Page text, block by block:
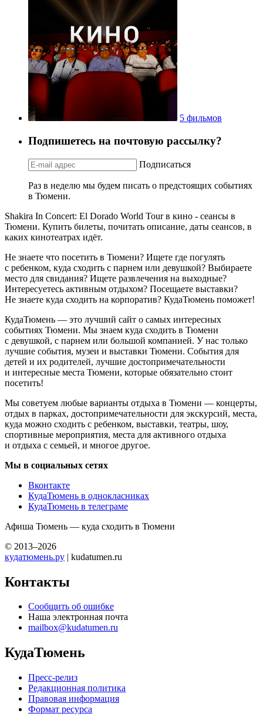
5 фильмов
Подпишетесь на почтовую рассылку?
Подписаться
Раз в неделю мы будем писать о предстоящих событиях
в Тюмени.
Shakira In Concert: El Dorado World Tour в кино - сеансы в
Тюмени. Купить билеты, почитать описание, даты сеансов, в
каких кинотеатрах идёт.
Не знаете что посетить в Тюмени? Ищете где погулять
с ребенком, куда сходить с парнем или девушкой? Выбираете
место для свидания? Ищете развлечения на выходные?
Интересуетесь активным отдыхом? Посещаете выставки?
Не знаете куда сходить на корпоратив? КудаТюмень поможет!
КудаТюмень — это лучший сайт о самых интересных
событиях Тюмени. Мы знаем куда сходить в Тюмени
с девушкой, с парнем или большой компанией. У нас только
лучшие события, музеи и выставки Тюмени. События для
детей и их родителей, лучшие достопримечательности
и интересные места Тюмени, которые обязательно стоит
посетить!
Мы советуем любые варианты отдыха в Тюмени — концерты,
отдых в парках, достопримечательности для экскурсий, места,
куда можно сходить с ребенком, выставки, театры, шоу,
спортивные мероприятия, места для активного отдыха
и отдыха с семьей, и многое другое.
Мы в социальных сетях
Вконтакте
КудаТюмень в однокласниках
КудаТюмень в телеграме
Афиша Тюмень — куда сходить в Тюмени
© 2013–2026
кудатюмень.ру | kudatumen.ru
Контакты
Сообщить об ошибке
Наша электронная почта
mailbox@kudatumen.ru
КудаТюмень
Пресс-релиз
Редакционная политика
Правовая информация
Формат ресурса